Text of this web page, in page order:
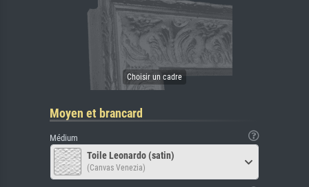
Moyen et brancard
Médium
Toile Leonardo (satin)
(Canvas Venezia)